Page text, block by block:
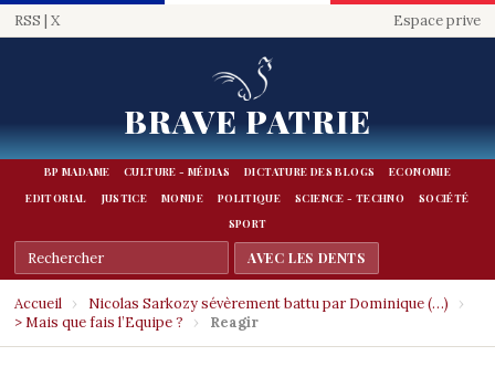
RSS | X Espace prive
BRAVE PATRIE
BP MADAME CULTURE - MÉDIAS DICTATURE DES BLOGS
ECONOMIE
EDITORIAL
JUSTICE MONDE POLITIQUE SCIENCE - TECHNO
SOCIÉTÉ
SPORT
Accueil › Nicolas Sarkozy sévèrement battu par Dominique (…)
›
> Mais que fais l’Equipe ?
› Reagir